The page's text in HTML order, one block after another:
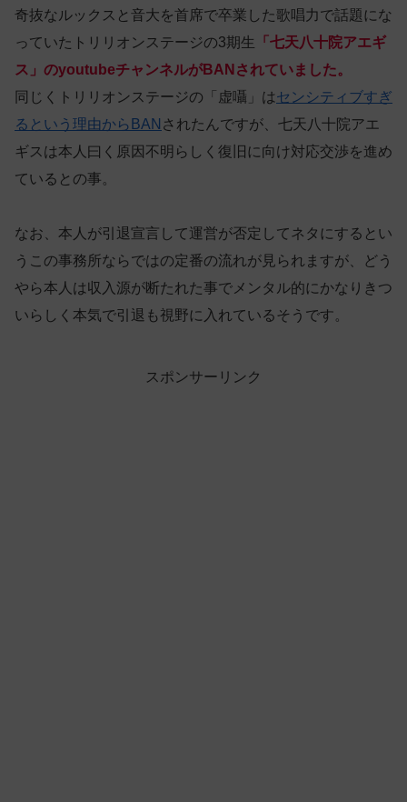
奇抜なルックスと音大を首席で卒業した歌唱力で話題にな
っていたトリリオンステージの3期生
「七天八十院アエギ
ス」のyoutubeチャンネルがBANされていました。
同じくトリリオンステージの「虚囁」はセンシティブすぎ
るという理由からBAN されたんですが、七天八十院アエ
ギスは本人曰く原因不明らしく復旧に向け対応交渉を進め
ているとの事。
なお、本人が引退宣言して運営が否定してネタにするとい
うこの事務所ならではの定番の流れが見られますが、どう
やら本人は収入源が断たれた事でメンタル的にかなりきつ
いらしく本気で引退も視野に入れているそうです。
スポンサーリンク